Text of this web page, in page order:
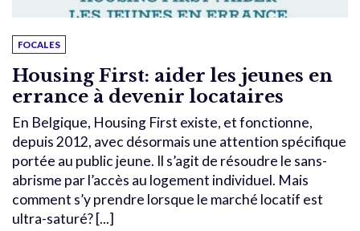
FOCALES
Housing First: aider les jeunes en
errance à devenir locataires
En Belgique, Housing First existe, et fonctionne,
depuis 2012, avec désormais une attention spécifique
portée au public jeune. Il s’agit de résoudre le sans-
abrisme par l’accès au logement individuel. Mais
comment s’y prendre lorsque le marché locatif est
ultra-saturé? [...]